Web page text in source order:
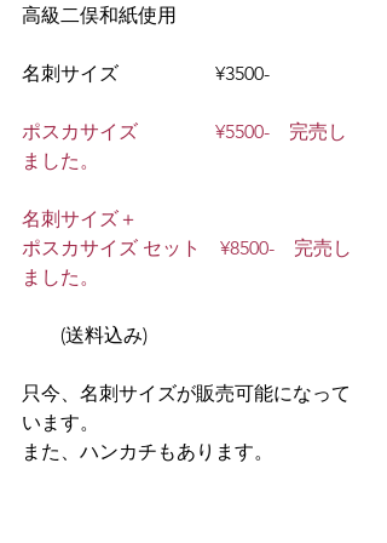
高級二俣和紙使用
名刺サイズ　　　　　¥3500-
ポスカサイズ　　　　¥5500-　完売し
ました。
名刺サイズ＋
ポスカサイズ セット　¥8500-　完売し
ました。
(送料込み)
只今、名刺サイズが販売可能になって
います。
また、ハンカチもあります。